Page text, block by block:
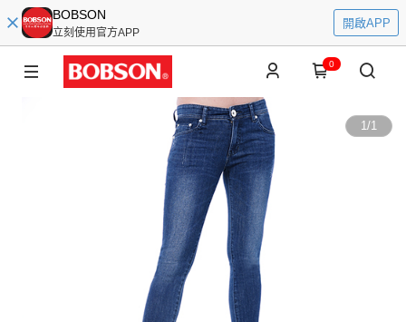
BOBSON
立刻使用官方APP
開啟APP
0
1/1